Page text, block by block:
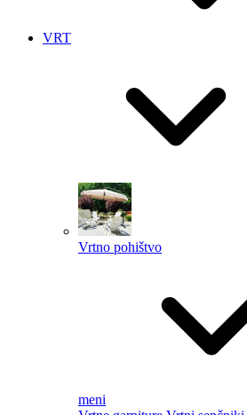
VRT
Vrtno pohištvo
meni